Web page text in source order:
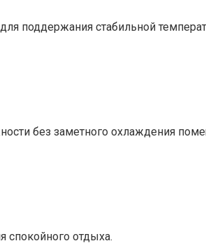
поддержания стабильной
без заметного охлаждения
спокойного отдыха.